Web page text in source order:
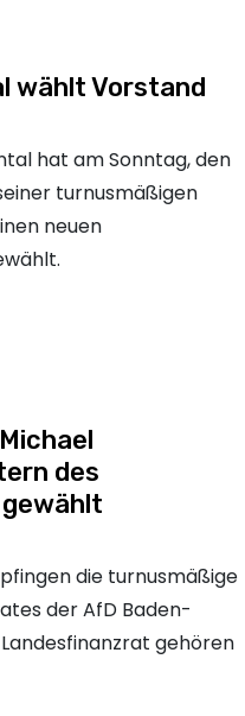
wählt Vorstand
hat am Sonntag, den
turnusmäßigen
neuen
des
die turnusmäßige
der AfD Baden-
gehören